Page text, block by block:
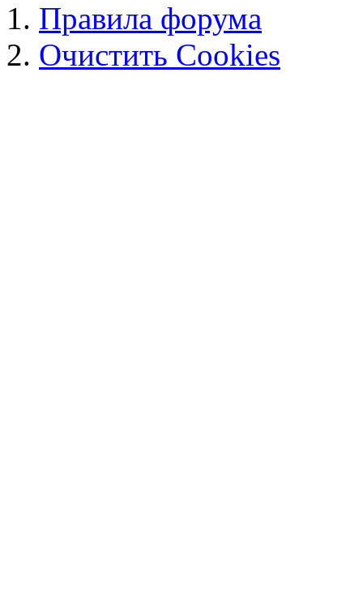
Правила форума
Очистить Cookies